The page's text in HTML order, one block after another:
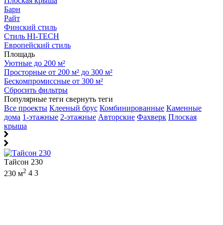
Барн
Райт
Финский стиль
Стиль HI-TECH
Европейский стиль
Площадь
Уютные до 200 м²
Просторные от 200 м² до 300 м²
Бескомпромиссные от 300 м²
Сбросить фильтры
Популярные теги свернуть теги
Все проекты Клееный брус Комбинированные Каменные
дома 1-этажные 2-этажные Авторские Фахверк Плоская
крыша
Тайсон 230
230 м2 4 3